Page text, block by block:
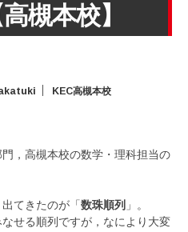
槻本校】
KEC高槻本校
，高槻本校の数学・理科担当の
てきたのが「数珠順列 」。
せる順列ですが，なにより大変